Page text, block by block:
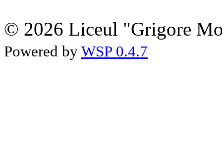
© 2026 Liceul "Grigore
Powered by WSP 0.4.7